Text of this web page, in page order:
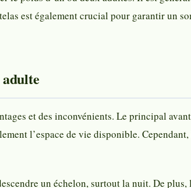
est également crucial pour garantir un
et des inconvénients. Le principal
l’espace de vie disponible.
un échelon, surtout la nuit. De plus,